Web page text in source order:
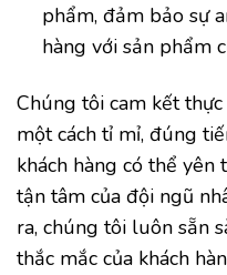
phẩm, đảm bảo sự
hàng với sản phẩm
Chúng tôi cam kết
một cách tỉ mỉ, đúng
khách hàng có thể yên
tận tâm của đội ngũ
ra, chúng tôi luôn sẵn
thắc mắc của khách